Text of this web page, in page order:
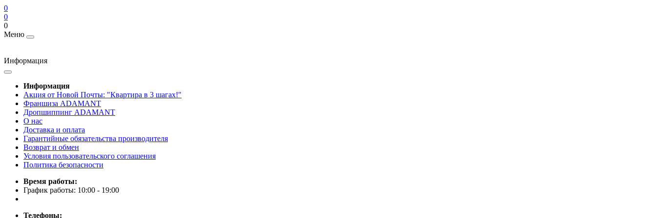
0
0
0
Меню
Информация
Информация
Акция от Новой Почты: "Квартира в 3 шагах!"
Франшиза ADAMANT
Дропшиппинг ADAMANT
О нас
Доставка и оплата
Гарантийные обязательства производителя
Возврат и обмен
Условия пользовательского соглашения
Политика безопасности
Время работы:
График работы: 10:00 - 19:00
Телефоны: